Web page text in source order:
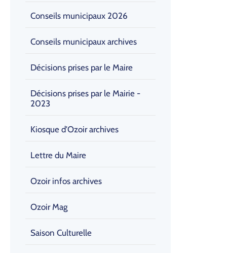
Conseils municipaux 2026
Conseils municipaux archives
Décisions prises par le Maire
Décisions prises par le Mairie -
2023
Kiosque d'Ozoir archives
Lettre du Maire
Ozoir infos archives
Ozoir Mag
Saison Culturelle